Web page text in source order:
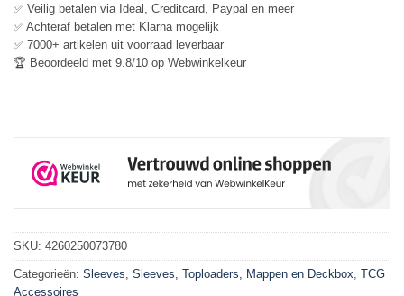
✅ Veilig betalen via Ideal, Creditcard, Paypal en meer
✅ Achteraf betalen met Klarna mogelijk
✅ 7000+ artikelen uit voorraad leverbaar
🏆 Beoordeeld met 9.8/10 op Webwinkelkeur
SKU: 4260250073780
Categorieën: Sleeves Sleeves, Toploaders, Mappen en Deckbox TCG
Accessoires